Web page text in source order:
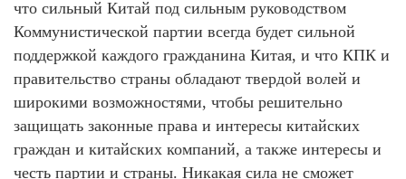
что сильный Китай под сильным руководством
Коммунистической партии всегда будет сильной
поддержкой каждого гражданина Китая, и что КПК и
правительство страны обладают твердой волей и
широкими возможностями, чтобы решительно
защищать законные права и интересы китайских
граждан и китайских компаний, а также интересы и
честь партии и страны. Никакая сила не сможет